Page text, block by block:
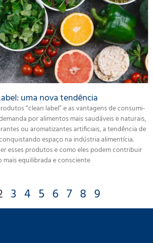
uma nova tendência
“clean label” e as vantagens de consumi-
por alimentos mais saudáveis e naturais,
ou aromatizantes artificiais, a tendência de
espaço na indústria alimentícia.
esses produtos e como eles podem contribuir
mais equilibrada e consciente
3 4 5 6 7 8 9